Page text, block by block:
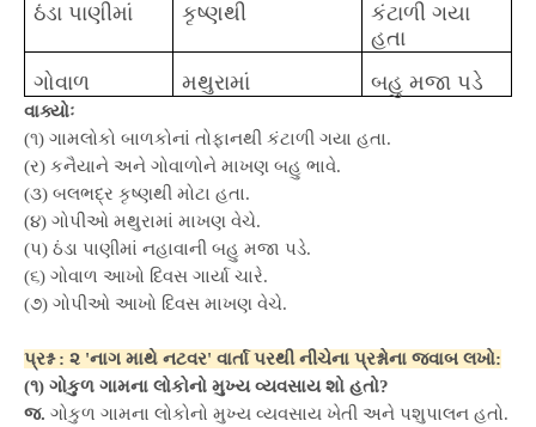
ઠંડા પાણીમાં
કૃષ્ણથી
કંટાળી ગયા
હતા
ગોવાળ
મથુરામાં બહુ મજા પડે
વાક્યોઃ
(૧) ગામલોકો બાળકોનાં તોફાનથી કંટાળી ગયા હતા.
(ર) કનૈયાને અને ગોવાળોને માખણ બહુ ભાવે.
(૩) બલભદ્ર કૃષ્ણથી મોટા હતા.
(૪) ગોપીઓ મથુરામાં માખણ વેચે.
(પ) ઠંડા પાણીમાં નહાવાની બહુ મજા પડે.
(૬) ગોવાળ આખો દિવસ ગાર્યા ચારે.
(૭) ગોપીઓ આખો દિવસ માખણ વેચે.
પ્રશ્ન : ૨ 'નાગ માથે નટવર' વાર્તા પરથી નીચેના પ્રશ્નોના જવાબ લખો:
(૧) ગોકુળ ગામના લોકોનો મુખ્ય વ્યવસાય શો હતો?
જ. ગોકુળ ગામના લોકોનો મુખ્ય વ્યવસાય ખેતી અને પશુપાલન હતો.